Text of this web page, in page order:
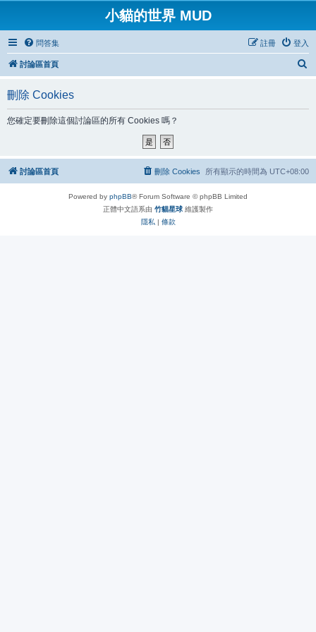
小貓的世界 MUD
問答集 登入
註冊
討論區首頁
刪除 Cookies
您確定要刪除這個討論區的所有 Cookies 嗎？
討論區首頁 所有顯示的時間為 UTC+08:00
刪除 Cookies
Powered by phpBB® Forum Software © phpBB Limited
正體中文語系由 竹貓星球 維護製作
隱私 | 條款